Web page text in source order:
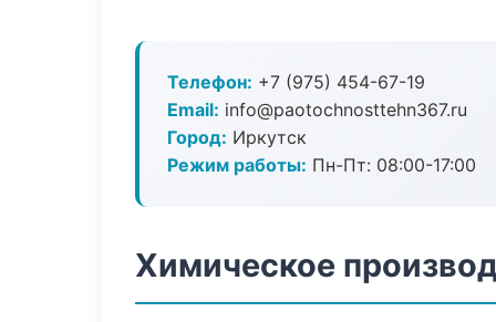
Телефон: +7 (975) 454-67-19
Email: info@paotochnosttehn367.ru
Город: Иркутск
Режим работы: Пн-Пт: 08:00-17:00
Химическое